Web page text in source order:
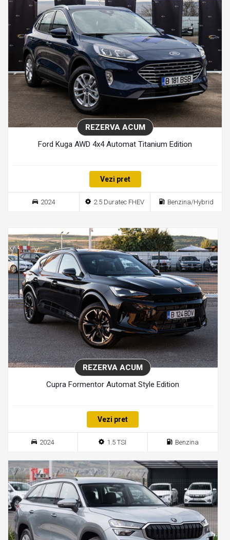
REZERVA ACUM
Ford Kuga AWD 4x4 Automat Titanium Edition
Vezi pret
2024 2.5 Duratec FHEV Benzina/Hybrid
REZERVA ACUM
Cupra Formentor Automat Style Edition
Vezi pret
2024 1.5 TSI Benzina